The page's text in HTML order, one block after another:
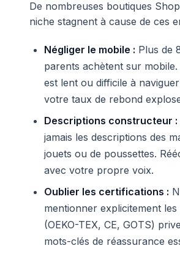
De nombreuses boutiques
niche stagnent à cause de ces
Négliger le mobile : Plus de
parents achètent sur
est lent ou difficile à
votre taux de rebond
Descriptions constructeur :
jamais les descriptions des
jouets ou de poussettes.
avec votre propre voix.
Oublier les certifications :
mentionner explicitement les
(OEKO-TEX, CE, GOTS)
mots-clés de réassurance